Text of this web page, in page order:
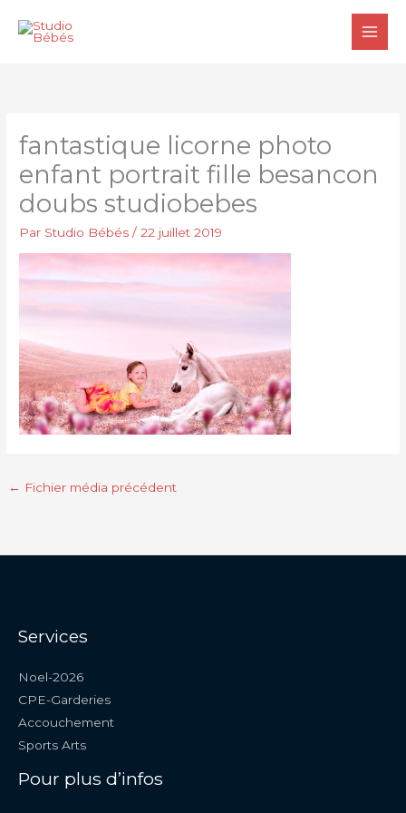
fantastique licorne photo
enfant portrait fille besancon
doubs studiobebes
Par Studio Bébés/22 juillet 2019
← Fichier média précédent
Services
Noel-2026
CPE-Garderies
Accouchement
Sports Arts
Pour plus d’infos